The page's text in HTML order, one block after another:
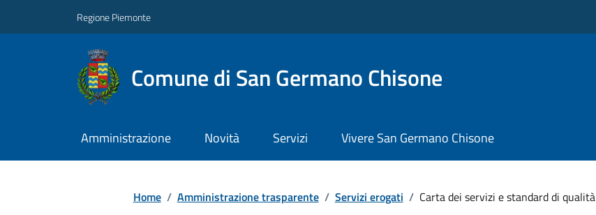
Regione Piemonte
Comune di San Germano Chisone
Amministrazione Novità Servizi Vivere San Germano Chisone
Home / Amministrazione trasparente / Servizi erogati / Carta dei servizi e standard di qualità